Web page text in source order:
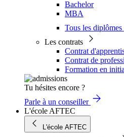
Bachelor
MBA
Tous les diplômes
Les contrats
Contrat
Contrat de
Formation en
Tu hésites encore ?
Parle à un conseiller
L'école AFTEC
L'école AFTEC